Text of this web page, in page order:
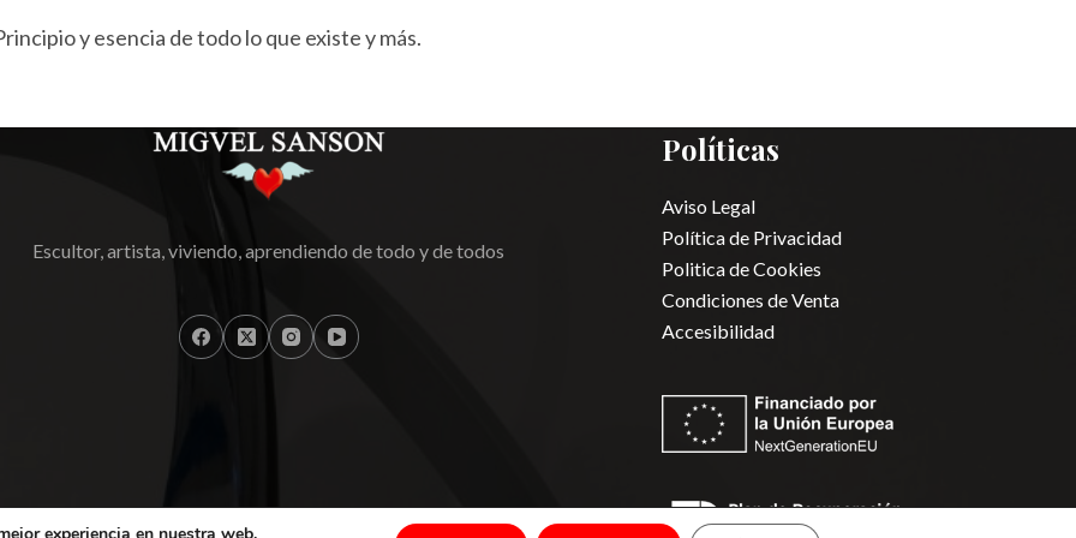
y esencia de todo lo que existe y más.
Escultor, artista, viviendo, aprendiendo de todo y de todos
Políticas
Aviso Legal
Política de Privacidad
Politica de Cookies
Condiciones de Venta
Accesibilidad